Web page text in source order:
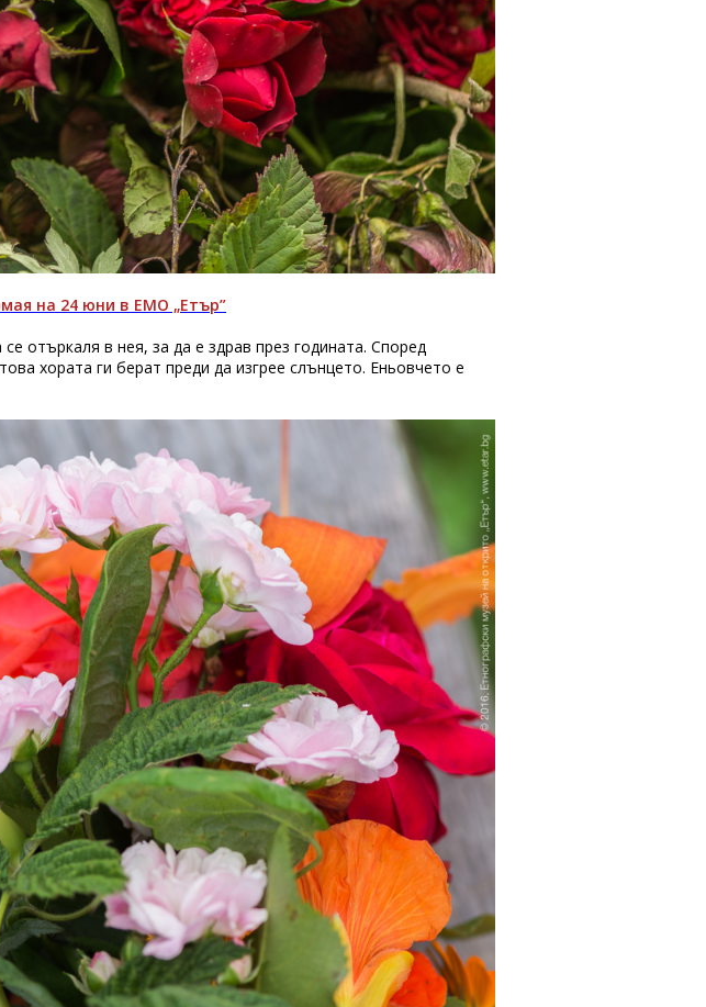
на 24 юни в ЕМО „Етър”
отъркаля в нея, за да е здрав през годината. Според
хората ги берат преди да изгрее слънцето. Еньовчето е